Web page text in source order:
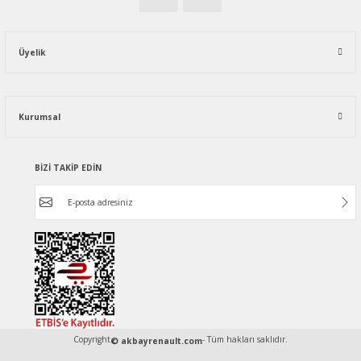
Üyelik
Kurumsal
BİZİ TAKİP EDİN
Copyright© akbayrenault.com- Tüm hakları saklıdır.